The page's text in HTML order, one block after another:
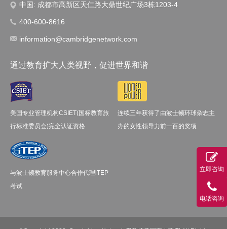
中国: 成都市高新区天仁路大鼎世纪广场3栋1203-4
400-600-8616
information@cambridgenetwork.com
通过教育扩大人类视野，促进世界和谐
美国专业管理机构CSIET(国标教育旅
行标准委员会)完全认证资格
连续三年获得了由波士顿环球杂志主
办的女性领导力前一百的奖项
与波士顿教育服务中心合作代理iTEP
考试
立即咨询
电话咨询